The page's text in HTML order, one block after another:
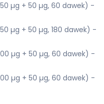
µg + 50 µg, 60 dawek) -
µg + 50 µg, 180 dawek) -
µg + 50 µg, 60 dawek) -
µg + 50 µg, 60 dawek) -